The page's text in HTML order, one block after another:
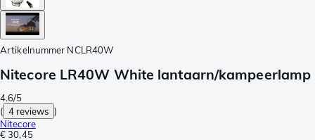
Artikelnummer NCLR40W
Nitecore LR40W White lantaarn/kampeerlamp
4.6/5
( 4 reviews )
Nitecore
€ 30,45